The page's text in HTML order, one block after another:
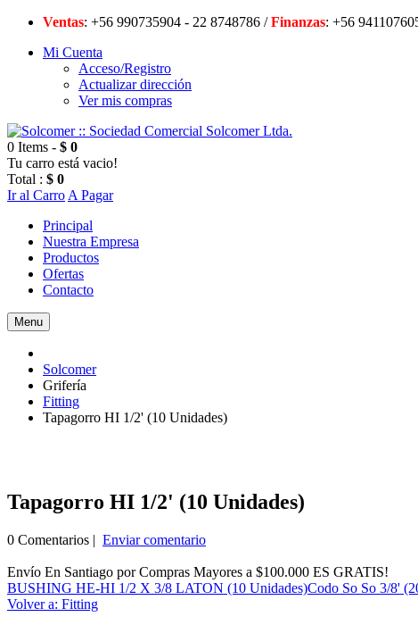
Ventas: +56 990735904 - 22 8748786 /Finanzas: +56
Mi Cuenta
Acceso/Registro
Actualizar dirección
Ver mis compras
0 Items - $ 0
Tu carro está vacio!
Total : $ 0
Ir al Carro A Pagar
Principal
Nuestra Empresa
Productos
Ofertas
Contacto
Menu
Solcomer
Grifería
Fitting
Tapagorro HI 1/2' (10 Unidades)
Tapagorro HI 1/2' (10 Unidades)
0 Comentarios | Enviar comentario
Envío En Santiago por Compras Mayores a $100.000 ES GRATIS!
BUSHING HE-HI 1/2 X 3/8 LATON (10 Unidades)Codo So So 3/8'
Volver a: Fitting